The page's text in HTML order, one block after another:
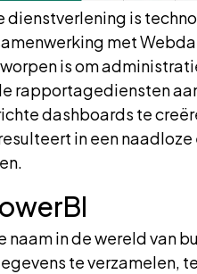
dienstverlening is
met
is om
rapportagediensten
dashboards te
in een
naam in de wereld van
te verzamelen,